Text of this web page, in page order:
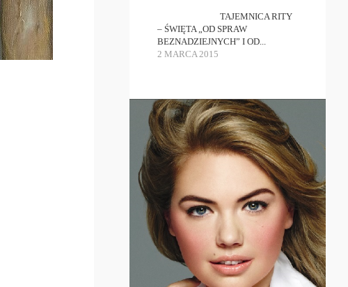
TAJEMNICA RITY
– ŚWIĘTA „OD SPRAW
BEZNADZIEJNYCH” I OD...
2 MARCA 2015